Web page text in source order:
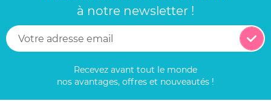
à notre newsletter !
Recevez avant tout le monde
nos avantages, offres et nouveautés !